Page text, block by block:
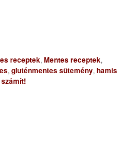
receptek, Mentes receptek,
, gluténmentes sütemény, hamis